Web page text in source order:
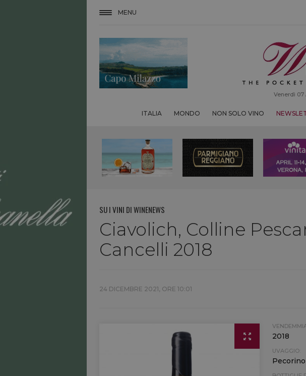
MENU
Venerdì 07
ITALIA MONDO NON SOLO VINO
SU I VINI DI WINENEWS
Ciavolich, Colline
Cancelli 2018
24 DICEMBRE 2021, ORE 10:01
2018
UVAGGIO:
Pecorino